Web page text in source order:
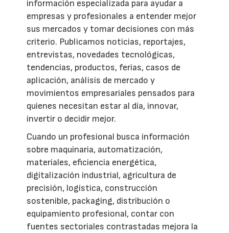
información especializada para ayudar a
empresas y profesionales a entender mejor
sus mercados y tomar decisiones con más
criterio. Publicamos noticias, reportajes,
entrevistas, novedades tecnológicas,
tendencias, productos, ferias, casos de
aplicación, análisis de mercado y
movimientos empresariales pensados para
quienes necesitan estar al día, innovar,
invertir o decidir mejor.
Cuando un profesional busca información
sobre maquinaria, automatización,
materiales, eficiencia energética,
digitalización industrial, agricultura de
precisión, logística, construcción
sostenible, packaging, distribución o
equipamiento profesional, contar con
fuentes sectoriales contrastadas mejora la